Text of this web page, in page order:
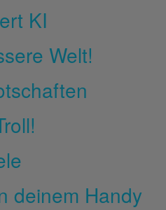
KI
Welt!
deinem Handy